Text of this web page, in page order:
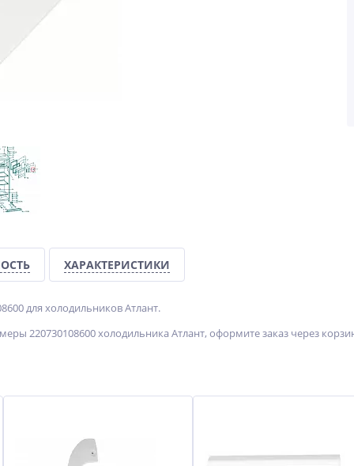
ХАРАКТЕРИСТИКИ
для холодильников Атлант.
220730108600 холодильника Атлант, оформите заказ через